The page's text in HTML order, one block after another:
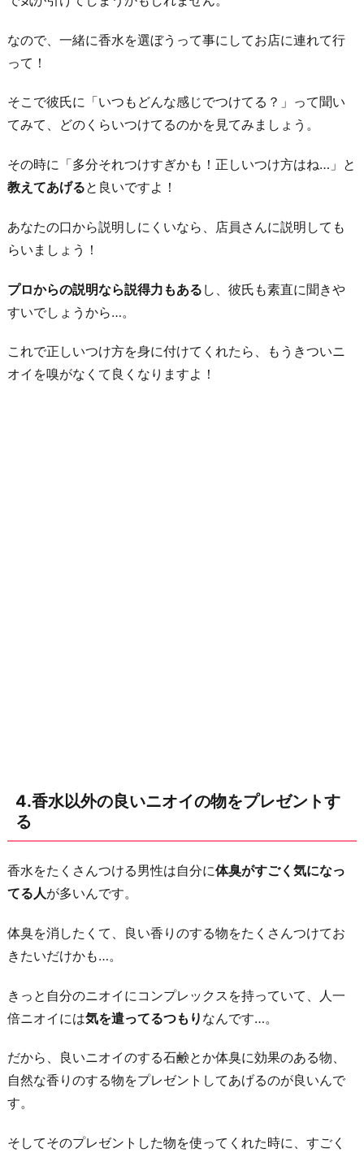
は
行
で
示
す
お
り
に
なので、一緒に香水を選ぼうって事にしてお店に連れて行
って！
そこで彼氏に「いつもどんな感じでつけてる？」って聞い
てみて、どのくらいつけてるのかを見てみましょう。
その時に「多分それつけすぎかも！正しいつけ方はね…」と
教えてあげると良いですよ！
あなたの口から説明しにくいなら、店員さんに説明しても
らいましょう！
プロからの説明なら説得力もある し、彼氏も素直に聞きや
すいでしょうから…。
これで正しいつけ方を身に付けてくれたら、もうきついニ
オイを嗅がなくて良くなりますよ！
4.香水以外の良いニオイの物をプレゼントす
る
香水をたくさんつける男性は自分に体臭がすごく気になっ
てる人が多いんです。
体臭を消したくて、良い香りのする物をたくさんつけてお
きたいだけかも…。
きっと自分のニオイにコンプレックスを持っていて、人一
倍ニオイには気を遣ってるつもり なんです…。
だから、良いニオイのする石鹸とか体臭に効果のある物、
自然な香りのする物をプレゼントしてあげるのが良いんで
す。
そしてそのプレゼントした物を使ってくれた時に、すごく